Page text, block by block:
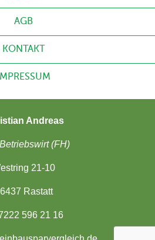
AGB
KONTAKT
Andreas
(FH)
21-10
Rastatt
596 21 16